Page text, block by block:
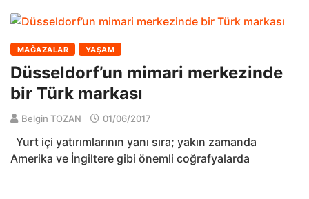
MAĞAZALAR YAŞAM
Düsseldorf’un mimari merkezinde
bir Türk markası
Belgin TOZAN 01/06/2017
Yurt içi yatırımlarının yanı sıra; yakın zamanda
Amerika ve İngiltere gibi önemli coğrafyalarda